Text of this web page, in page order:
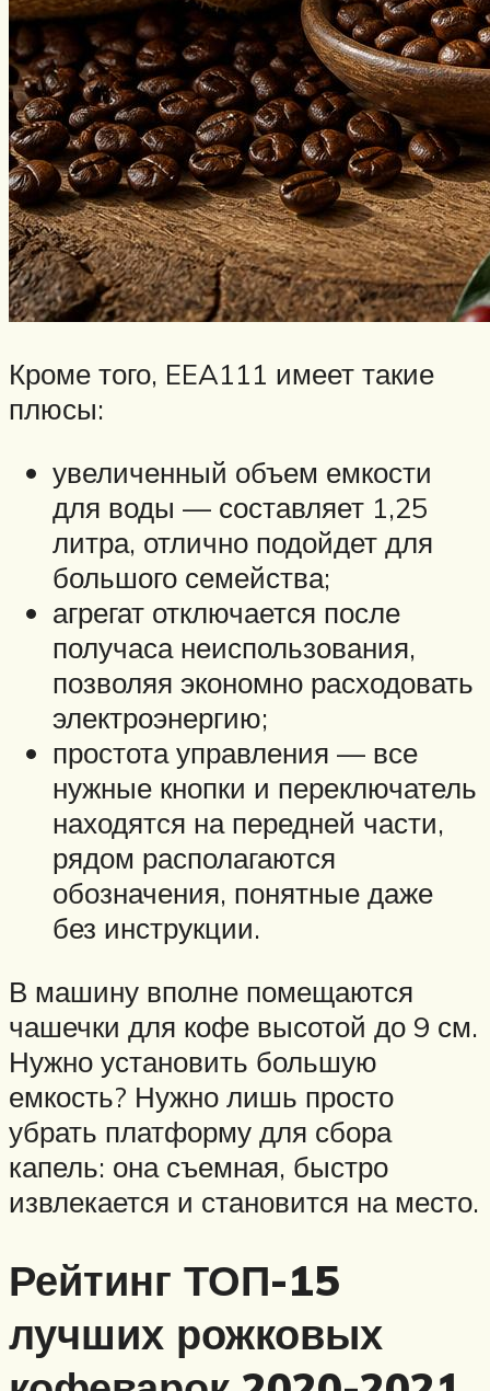
Кроме того, EEA111 имеет такие
плюсы:
увеличенный объем емкости
для воды — составляет 1,25
литра, отлично подойдет для
большого семейства;
агрегат отключается после
получаса неиспользования,
позволяя экономно расходовать
электроэнергию;
простота управления — все
нужные кнопки и переключатель
находятся на передней части,
рядом располагаются
обозначения, понятные даже
без инструкции.
В машину вполне помещаются
чашечки для кофе высотой до 9 см.
Нужно установить большую
емкость? Нужно лишь просто
убрать платформу для сбора
капель: она съемная, быстро
извлекается и становится на место.
Рейтинг ТОП-15
лучших рожковых